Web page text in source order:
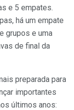
e 5 empates.
há um empate
grupos e uma
de final da
preparada para
importantes
últimos anos: